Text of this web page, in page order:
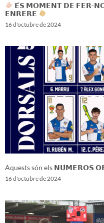
𝗘́𝗦 𝗠𝗢𝗠𝗘𝗡𝗧 𝗗𝗘 𝗙𝗘𝗥-
𝗘𝗡𝗥𝗘𝗥𝗘
16 d'octubre de 2024
Aquests són els 𝗡𝗨́𝗠𝗘𝗥𝗢𝗦
16 d'octubre de 2024